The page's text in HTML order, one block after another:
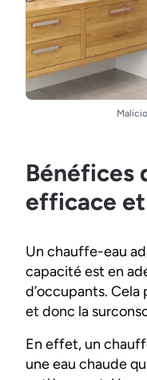
Bénéfices
efficace
Un chauffe-eau
capacité est en
d’occupants. Cela
et donc la
En effet, un
une eau chaude